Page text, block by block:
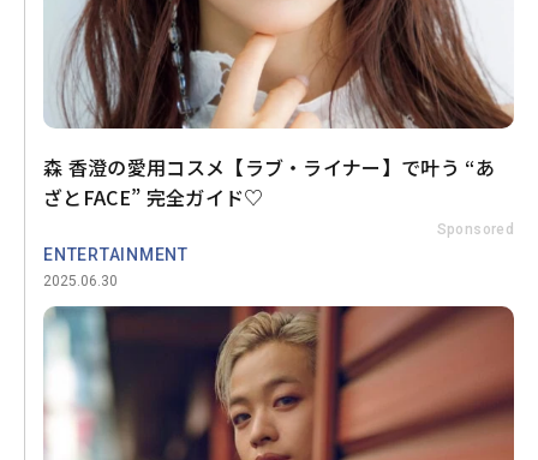
森 香澄の愛用コスメ【ラブ・ライナー】で叶う “あ
ざとFACE” 完全ガイド♡
Sponsored
ENTERTAINMENT
2025.06.30